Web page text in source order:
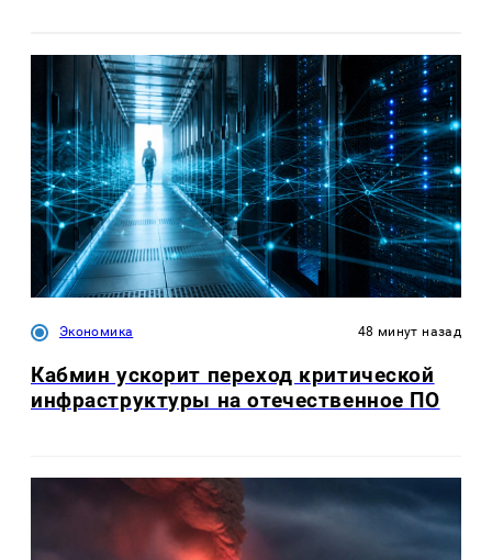
Экономика 48 минут назад
Кабмин ускорит переход критической
инфраструктуры на отечественное ПО